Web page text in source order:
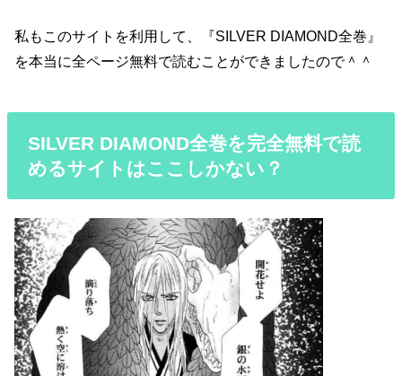
私もこのサイトを利用して、『SILVER DIAMOND全巻』
を本当に全ページ無料で読むことができましたので＾＾
SILVER DIAMOND全巻を完全無料で読
めるサイトはここしかない？